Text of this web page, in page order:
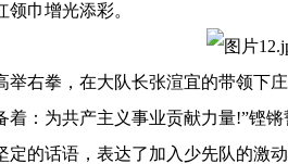
巾增光添彩。
拳，在大队长张渲宜的带领下庄
着：为共产主义事业贡献力量!”铿
定的话语，表达了加入少先队的激